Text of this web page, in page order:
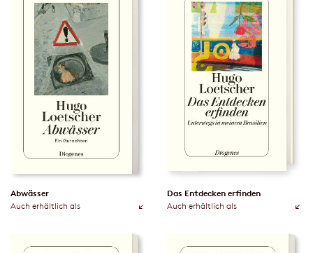
Abwässer
Auch erhältlich als
Das Entdecken erfinden
Auch erhältlich als